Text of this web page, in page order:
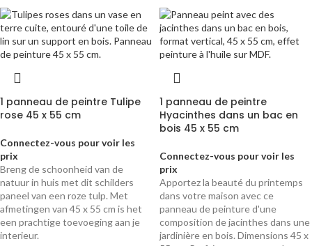
1 panneau de peintre Tulipe
rose 45 x 55 cm
Connectez-vous pour voir les
prix
Breng de schoonheid van de
natuur in huis met dit schilders
paneel van een roze tulp. Met
afmetingen van 45 x 55 cm is het
een prachtige toevoeging aan je
interieur.
1 panneau de peintre
Hyacinthes dans un bac en
bois 45 x 55 cm
Connectez-vous pour voir les
prix
Apportez la beauté du printemps
dans votre maison avec ce
panneau de peinture d'une
composition de jacinthes dans une
jardinière en bois. Dimensions 45 x